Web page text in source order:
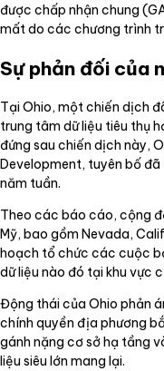
được chấp nhận chung
mất do các chương trình
Sự phản đối của
Tại Ohio, một chiến dịch
trung tâm dữ liệu tiêu thụ
đứng sau chiến dịch này,
Development, tuyên bố
năm tuần.
Theo các báo cáo, cộng
Mỹ, bao gồm Nevada,
hoạch tổ chức các cuộc
dữ liệu nào đó tại khu vực
Động thái của Ohio phản
chính quyền địa phương
gánh nặng cơ sở hạ tầng
liệu siêu lớn mang lại.